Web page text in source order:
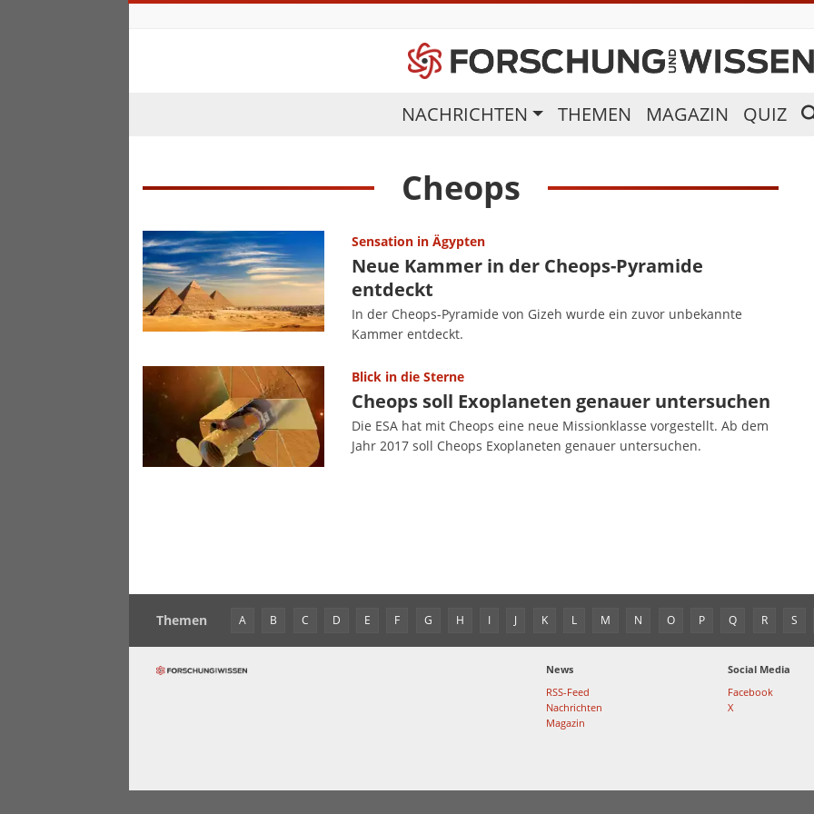
NACHRICHTEN THEMEN MAGAZIN QUIZ
Cheops
Sensation in Ägypten
Neue Kammer in der Cheops-Pyramide
entdeckt
In der Cheops-Pyramide von Gizeh wurde ein zuvor unbekannte
Kammer entdeckt.
Blick in die Sterne
Cheops soll Exoplaneten genauer untersuchen
Die ESA hat mit Cheops eine neue Missionklasse vorgestellt. Ab dem
Jahr 2017 soll Cheops Exoplaneten genauer untersuchen.
Themen A B C D E F G H I J K L M N O P Q R S
News
RSS-Feed
Nachrichten
Magazin
Social Media
Facebook
X